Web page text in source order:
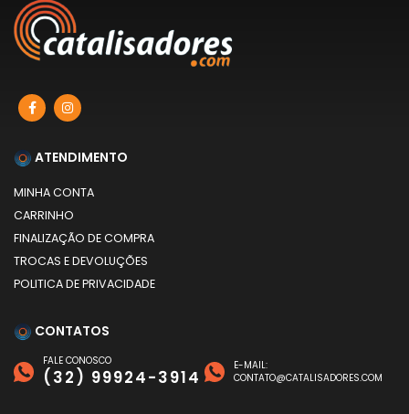
ATENDIMENTO
MINHA CONTA
CARRINHO
FINALIZAÇÃO DE COMPRA
TROCAS E DEVOLUÇÕES
POLITICA DE PRIVACIDADE
CONTATOS
FALE CONOSCO
(32) 99924-3914
E-MAIL:
CONTATO@CATALISADORES.COM